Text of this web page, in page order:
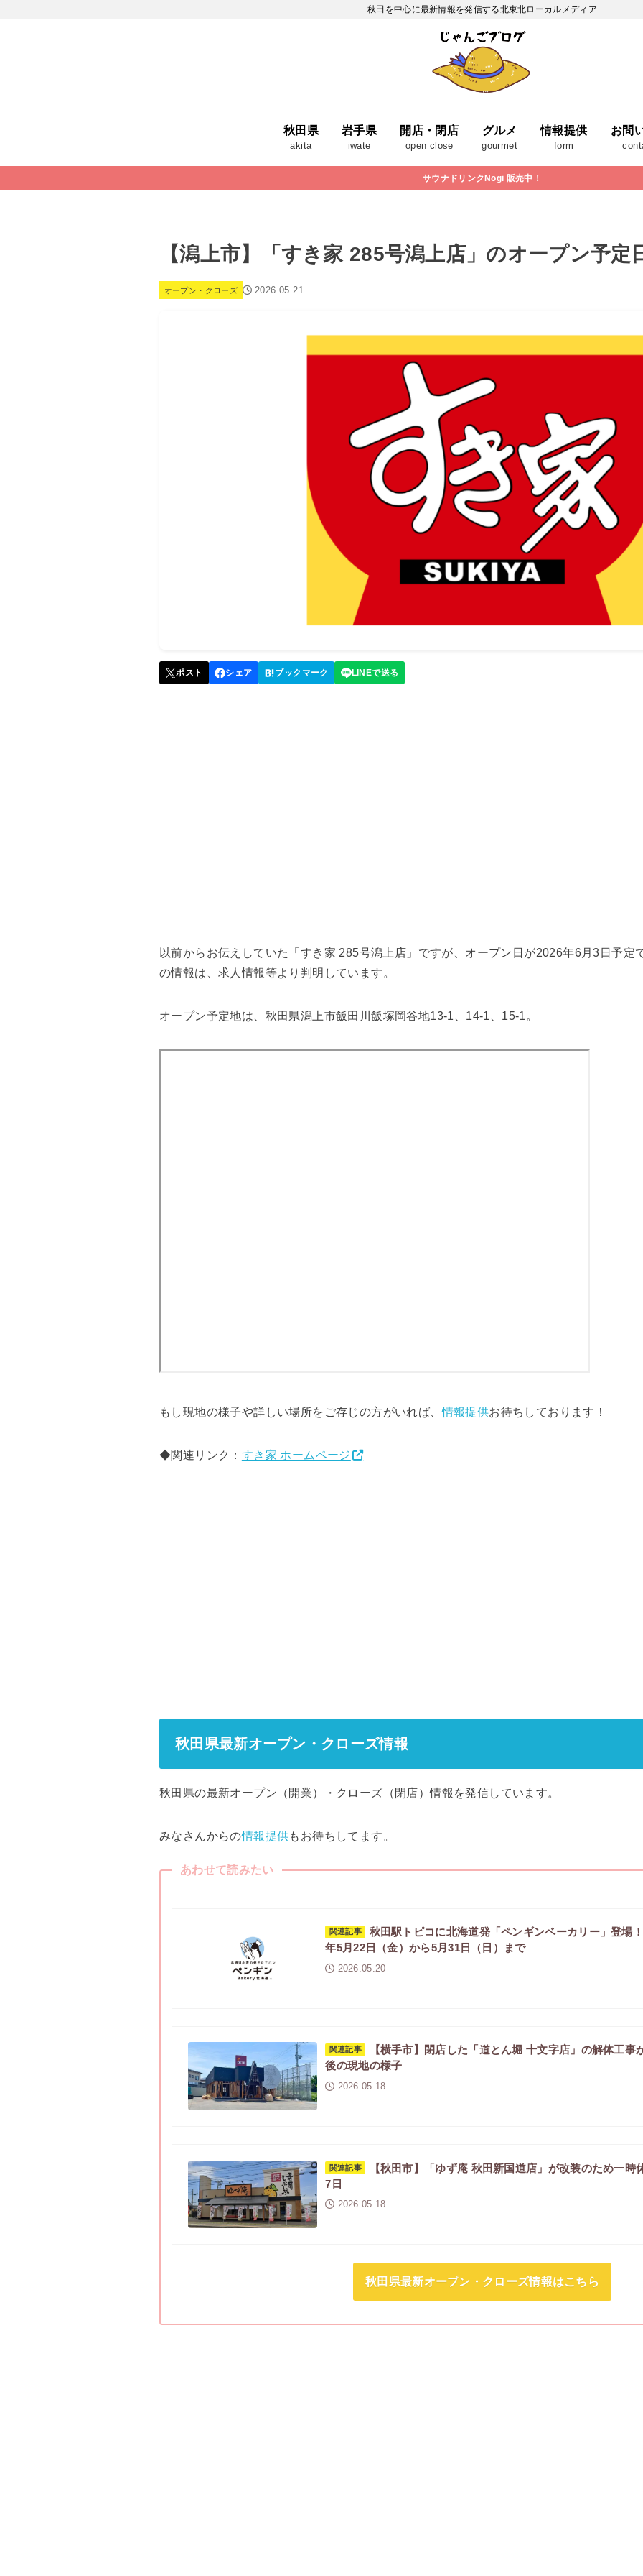
秋田を中心に最新情報を発信する北東北ローカルメディア
秋田県
akita
岩手県
iwate
開店・閉店
open close
グルメ
gourmet
情報提供
form
お問
サウナドリンクNogi 販売中！
【潟上市】「すき家 285号潟上店」のオープン予定
オープン・クローズ 2026.05.21
以前からお伝えしていた「すき家 285号潟上店」ですが、オープン日が2026年6月3日予定
の情報は、求人情報等より判明しています。
オープン予定地は、秋田県潟上市飯田川飯塚岡谷地13-1、14-1、15-1。
もし現地の様子や詳しい場所をご存じの方がいれば、情報提供お待ちしております！
◆関連リンク： すき家 ホームページ
秋田県最新オープン・クローズ情報
秋田県の最新オープン（開業）・クローズ（閉店）情報を発信しています。
みなさんからの情報提供もお待ちしてます。
あわせて読みたい
関連記事
秋田駅トピコに北海道発「ペンギンベーカリー」登場
年5月22日（金）から5月31日（日）まで
2026.05.20
関連記事
【横手市】閉店した「道とん堀 十文字店」の解体工事
後の現地の様子
2026.05.18
関連記事
【秋田市】「ゆず庵 秋田新国道店」が改装のため一時
7日
2026.05.18
秋田県最新オープン・クローズ情報はこちら